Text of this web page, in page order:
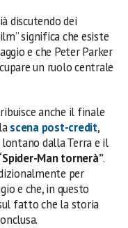
discutendo dei
significa che esiste
e che Peter Parker
un ruolo centrale
anche il finale
scena post-credit,
dalla Terra e il
Man tornerà”.
per
e che, in questo
fatto che la storia